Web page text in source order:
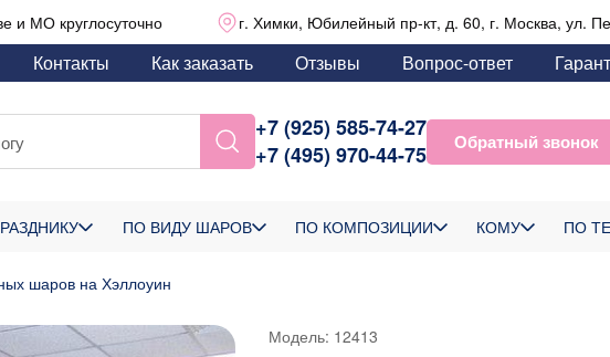
и МО круглосуточно г. Химки, Юбилейный пр-кт, д. 60, г. Москва, ул.
Контакты Как заказать Отзывы Вопрос-ответ
+7 (925) 585-74-27
+7 (495) 970-44-75
Обратный звонок
ПО ВИДУ ШАРОВ ПО КОМПОЗИЦИИ КОМУ ПО
шаров на Хэллоуин
Модель: 12413